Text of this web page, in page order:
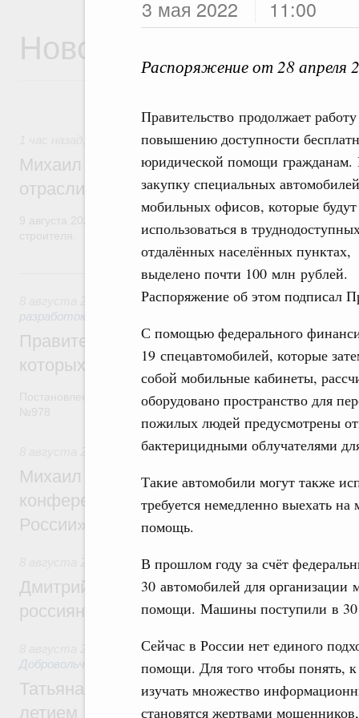
3 мая 2022 11:00
Распоряжение от 28 апреля
Правительство продолжает
повышению доступности
юридической помощи гражданам.
закупку специальных
мобильных офисов, которые будут
использоваться в
отдалённых населённых пунктах,
выделено почти 100 млн рублей.
Распоряжение об этом подписал
С помощью федерального
19 спецавтомобилей, которые
собой мобильные кабинеты,
оборудовано пространство для
пожилых людей предусмотрены
бактерицидными облучателями
Такие автомобили могут также
требуется немедленно выехать
помощь.
В прошлом году за счёт
30 автомобилей для
помощи. Машины поступили в 30
Сейчас в России нет единого
помощи. Для того чтобы понять,
изучать множество
становятся жертвами
Новости
Регулирование в сфере строительства
Михаил Мишустин поздравил
отрасли с профессиональным
Вчера
Государственная политика в сфере
разработок
Правительство расширило перечень
которых освобождаются от НДФЛ
Постановление от 5 августа 2026 года
Отрасль информационных технологий
Михаил Мишустин дал поручения по
конференции «Цифровая индустрия
России»
Спорт высших достижений и массовый
Дмитрий Чернышенко и Михаил
россиян с Днём физкультурника
Социальные инновации. Некоммерческие
Добровольчество и волонтёрство. Благотворительность
Татьяна Голикова поздравила
летием